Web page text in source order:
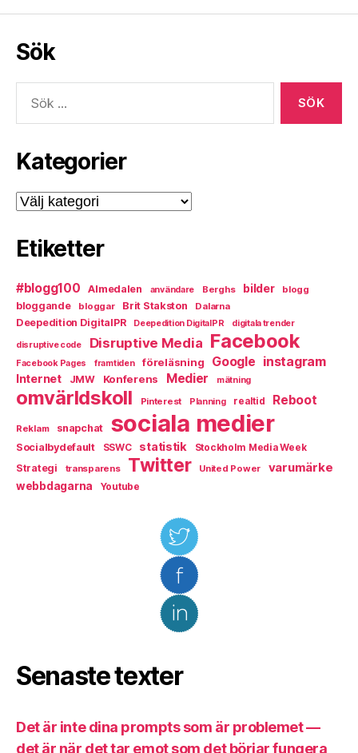
Sök
efter:
Kategorier
Kategorier
Etiketter
#blogg100 Almedalen användare Berghs bilder blogg
bloggande bloggar Brit Stakston Dalarna
Deepedition DigitalPR Deepedition DigitalPR digitala trender
disruptive code Disruptive Media Facebook
Facebook Pages framtiden föreläsning Google instagram
Internet JMW Konferens Medier mätning
omvärldskoll Pinterest Planning realtid Reboot
Reklam snapchat sociala medier
Socialbydefault SSWC statistik Stockholm Media Week
Strategi transparens Twitter United Power varumärke
webbdagarna Youtube
Senaste texter
Det är inte dina prompts som är problemet —
det är när det tar emot som det börjar fungera